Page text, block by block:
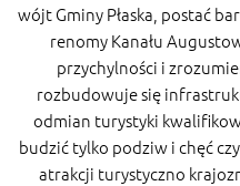
wójt Gminy Płaska, postać
renomy Kanału
przychylności i
rozbudowuje się
odmian turystyki
budzić tylko podziw i chęć
atrakcji turystyczno